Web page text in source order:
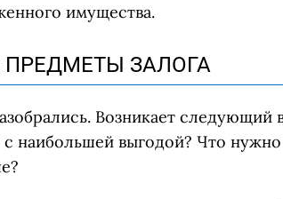
имущества.
ЗАЛОГА
Возникает следующий
с наибольшей выгодой? Что